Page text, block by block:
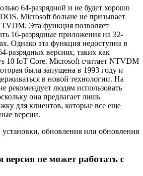
64-разрядной и не будет хорошо
Microsoft больше не призывает
Эта функция позволяет
16-разрядные приложения на 32-
Однако эта функция недоступна в
разрядных версиях, таких как
10 IoT Core. Microsoft считает NTVDM
была запущена в 1993 году и
в новой технологии. На
рекомендует людям использовать
она предлагает лишь
для клиентов, которые все еще
версии.
обновления или обновления
не может работать с